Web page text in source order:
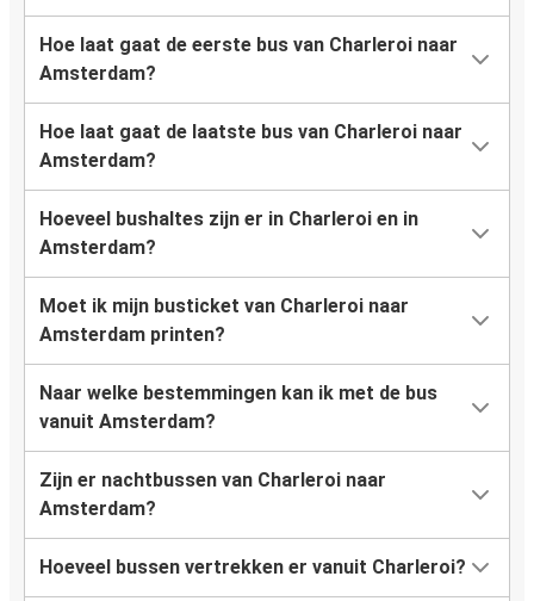
Hoe laat gaat de eerste bus van Charleroi naar
Amsterdam?
Hoe laat gaat de laatste bus van Charleroi naar
Amsterdam?
Hoeveel bushaltes zijn er in Charleroi en in
Amsterdam?
Moet ik mijn busticket van Charleroi naar
Amsterdam printen?
Naar welke bestemmingen kan ik met de bus
vanuit Amsterdam?
Zijn er nachtbussen van Charleroi naar
Amsterdam?
Hoeveel bussen vertrekken er vanuit Charleroi?